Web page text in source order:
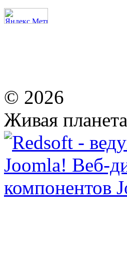
© 2026
Живая планета